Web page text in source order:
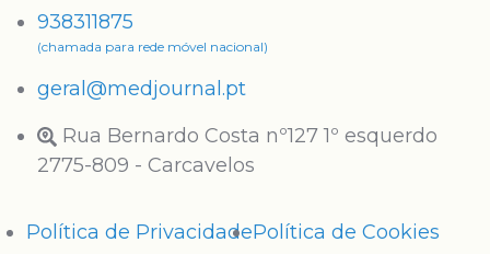
938311875
(chamada para rede móvel nacional)
geral@medjournal.pt
Rua Bernardo Costa nº127 1º esquerdo
2775-809 - Carcavelos
Política de PrivacidadePolítica de Cookies